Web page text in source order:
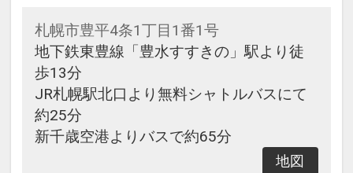
札幌市豊平4条1丁目1番1号
地下鉄東豊線「豊水すすきの」駅より徒
歩13分
JR札幌駅北口より無料シャトルバスにて
約25分
新千歳空港よりバスで約65分
地図